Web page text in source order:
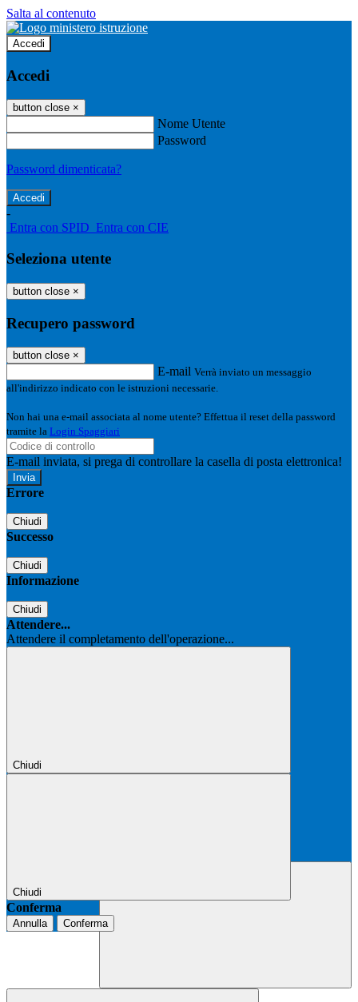
Salta al contenuto
Accedi
Accedi
button close ×
Nome Utente
Password
Password dimenticata?
-
Entra con SPID Entra con CIE
Seleziona utente
button close ×
Recupero password
button close ×
E-mail Verrà inviato un messaggio
all'indirizzo indicato con le istruzioni necessarie.
Non hai una e-mail associata al nome utente? Effettua il reset della password
tramite la Login Spaggiari
E-mail inviata, si prega di controllare la casella di posta elettronica!
Errore
Chiudi
Successo
Chiudi
Informazione
Chiudi
Attendere...
Attendere il completamento dell'operazione...
Chiudi
Chiudi
Conferma
Annulla Conferma